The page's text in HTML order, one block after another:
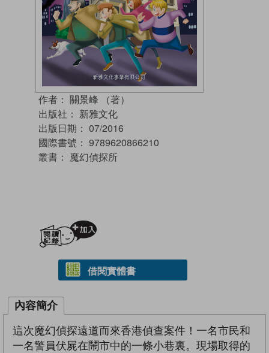
作者： 關景峰 （著）
出版社： 新雅文化
出版日期： 07/2016
國際書號： 9789620866210
叢書： 魔幻偵探所
借閱實體書
內容簡介
這次魔幻偵探遠道而來香港偵查案件！一名市民和
一名警員伏屍在鬧市中的一條小巷裏。現場取得的